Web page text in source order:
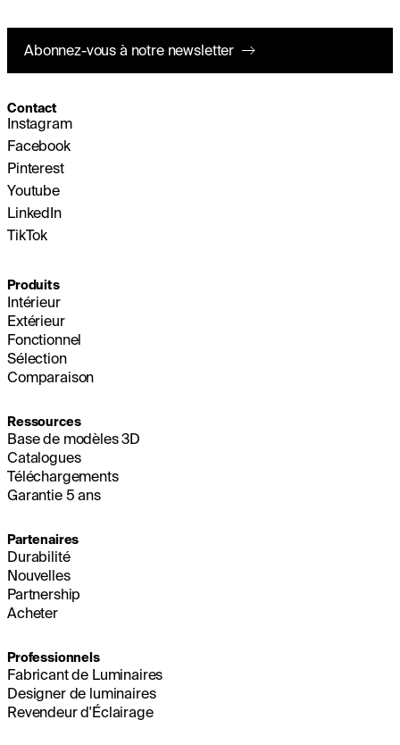
Abonnez-vous à notre newsletter
Contact
Instagram
Facebook
Pinterest
Youtube
LinkedIn
TikTok
Produits
Intérieur
Extérieur
Fonctionnel
Sélection
Comparaison
Ressources
Base de modèles 3D
Catalogues
Téléchargements
Garantie 5 ans
Partenaires
Durabilité
Nouvelles
Partnership
Acheter
Professionnels
Fabricant de Luminaires
Designer de luminaires
Revendeur d'Éclairage